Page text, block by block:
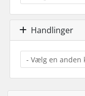
Handlinger